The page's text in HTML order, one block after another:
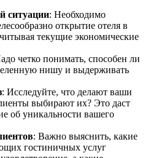
ситуации: Необходимо
открытие отеля в
текущие экономические
четко понимать, способен ли
нишу и выдерживать
: Исследуйте, что делают ваши
выбирают их? Это даст
об уникальности вашего
: Важно выяснить, какие
гостиничных услуг